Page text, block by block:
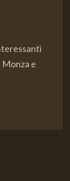
e